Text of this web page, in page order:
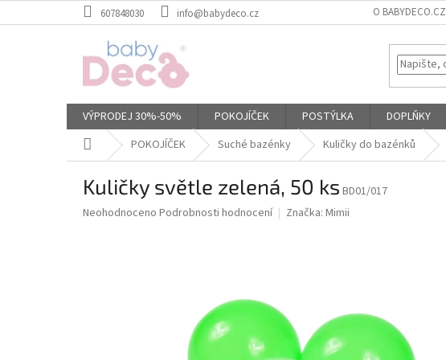
na
607848030 info@babydeco.cz O BABYDECO.CZ
VÝPRODEJ 30%-50% POKOJÍČEK POSTÝLKA DOPLŇKY
Domů POKOJÍČEK Suché bazénky Kuličky do bazénků
Kuličky světle zelená, 50 ks BD01/017
Průměrné
Neohodnoceno Podrobnosti hodnocení Značka: Mimii